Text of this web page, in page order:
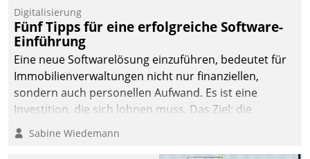
Digitalisierung
Fünf Tipps für eine erfolgreiche Software-
Einführung
Eine neue Softwarelösung einzuführen, bedeutet für
Immobilienverwaltungen nicht nur finanziellen,
sondern auch personellen Aufwand. Es ist eine
Investition, die sich lohnen muss. Das Ziel: die
nachhaltige Optimierung der Geschäftsabläufe. Damit
dieses Ziel erreicht wird, sollten einige Grundregeln
Sabine Wiedemann